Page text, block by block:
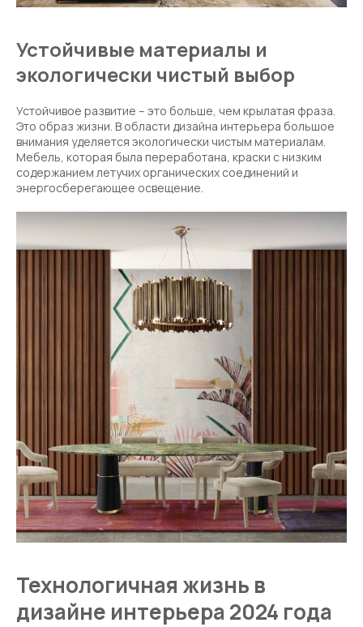
Устойчивые материалы и
экологически чистый выбор
Устойчивое развитие – это больше, чем крылатая фраза.
Это образ жизни. В области дизайна интерьера большое
внимания уделяется экологически чистым материалам.
Мебель, которая была переработана, краски с низким
содержанием летучих органических соединений и
энергосберегающее освещение.
Технологичная жизнь в
дизайне интерьера 2024 года